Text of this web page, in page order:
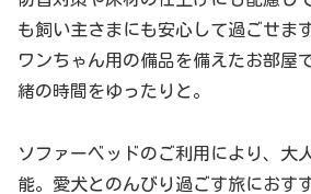
も飼い主さまにも安心して過ごせま
ワンちゃん用の備品を備えたお部屋
緒の時間をゆったりと。
ソファーベッドのご利用により、大
能。愛犬とのんびり過ごす旅におす